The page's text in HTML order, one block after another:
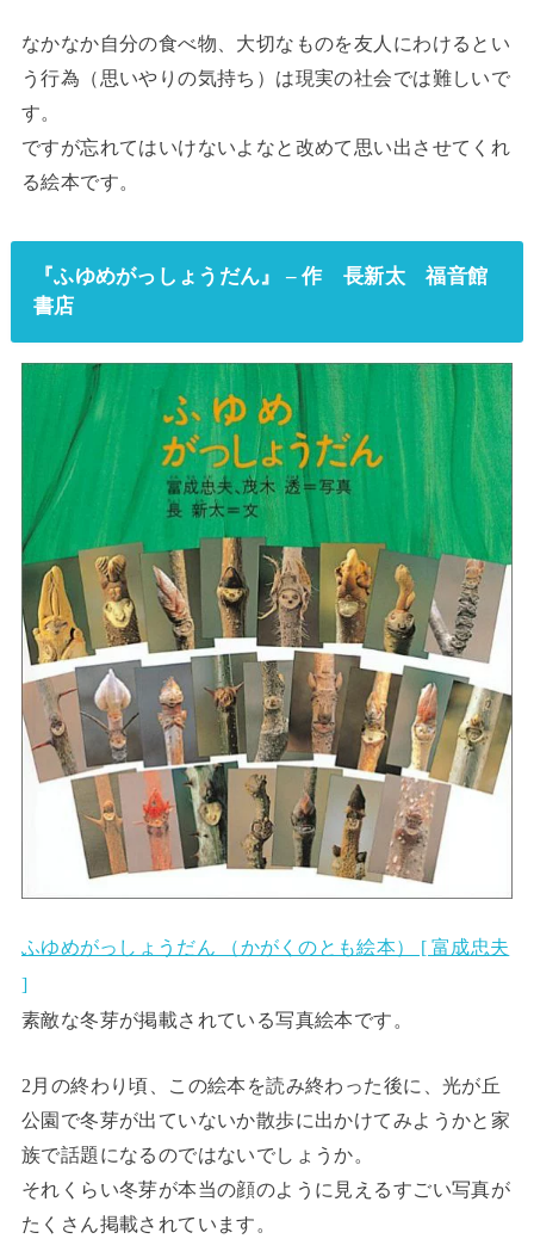
なかなか自分の食べ物、大切なものを友人にわけるとい
う行為（思いやりの気持ち）は現実の社会では難しいで
す。
ですが忘れてはいけないよなと改めて思い出させてくれ
る絵本です。
『ふゆめがっしょうだん』 – 作 長新太 福音館
書店
ふゆめがっしょうだん （かがくのとも絵本） [ 富成忠夫
]
素敵な冬芽が掲載されている写真絵本です。
2月の終わり頃、この絵本を読み終わった後に、光が丘
公園で冬芽が出ていないか散歩に出かけてみようかと家
族で話題になるのではないでしょうか。
それくらい冬芽が本当の顔のように見えるすごい写真が
たくさん掲載されています。